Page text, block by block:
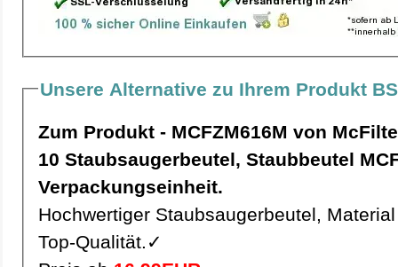
Unsere Alternative zu Ihrem Produkt
Zum Produkt - MCFZM616M von
10 Staubsaugerbeutel, Staubbeutel MCFZM616M pro
Verpackungseinheit.
Hochwertiger Staubsaugerbeutel,
Top-Qualität.✓